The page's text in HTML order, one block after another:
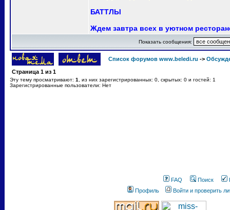
БАТТЛЫ
Ждем завтра всех в уютном
Показать сообщения:
Список форумов www.beledi.ru ->
Страница 1 из 1
Эту тему просматривают: 1
, из них зарегистрированных: 0, скрытых: 0 и гостей: 1
Зарегистрированные пользователи: Нет
FAQ Поиск
Профиль
Войти и проверить